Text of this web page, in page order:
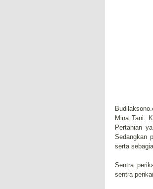
Mina Tani.
Pertanian
Sedangkan
serta
Sentra
sentra